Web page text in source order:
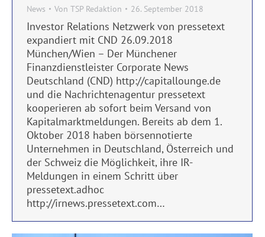
News Von TSP Redaktion 26. September 2018
Investor Relations Netzwerk von pressetext
expandiert mit CND 26.09.2018
München/Wien – Der Münchener
Finanzdienstleister Corporate News
Deutschland (CND) http://capitallounge.de
und die Nachrichtenagentur pressetext
kooperieren ab sofort beim Versand von
Kapitalmarktmeldungen. Bereits ab dem 1.
Oktober 2018 haben börsennotierte
Unternehmen in Deutschland, Österreich und
der Schweiz die Möglichkeit, ihre IR-
Meldungen in einem Schritt über
pressetext.adhoc
http://irnews.pressetext.com…